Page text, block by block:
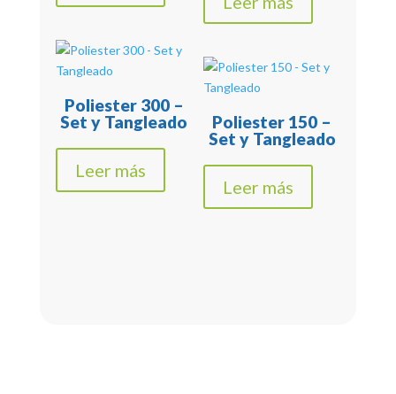
Poliester 300 –
Set y Tangleado
Leer más
Poliester 150 –
Set y Tangleado
Leer más